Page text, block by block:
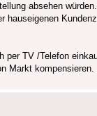
absehen würden.
hauseigenen
TV /Telefon
Markt kompensieren.